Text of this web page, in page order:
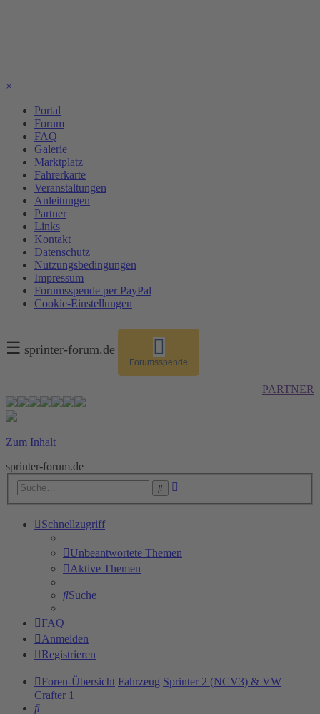
×
Portal
Forum
FAQ
Galerie
Marktplatz
Fahrerkarte
Veranstaltungen
Anleitungen
Partner
Links
Kontakt
Datenschutz
Nutzungsbedingungen
Impressum
Forumsspende per PayPal
Cookie-Einstellungen
☰ sprinter-forum.de
Forumsspende
PARTNER
Zum Inhalt
sprinter-forum.de
Suche
Schnellzugriff
Unbeantwortete Themen
Aktive Themen
Suche
FAQ
Anmelden
Registrieren
Foren-Übersicht Fahrzeug Sprinter 2 (NCV3) & VW
Crafter 1
Suche